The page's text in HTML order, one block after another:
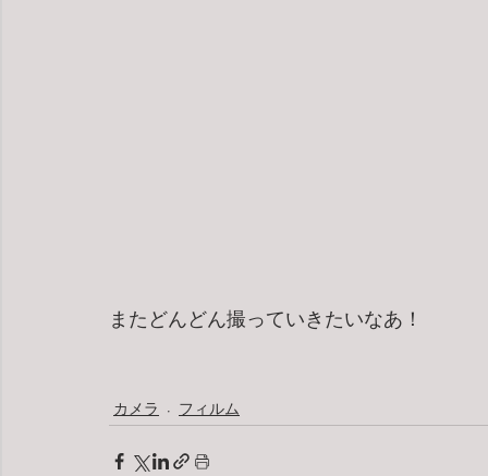
またどんどん撮っていきたいなあ！
カメラ フィルム